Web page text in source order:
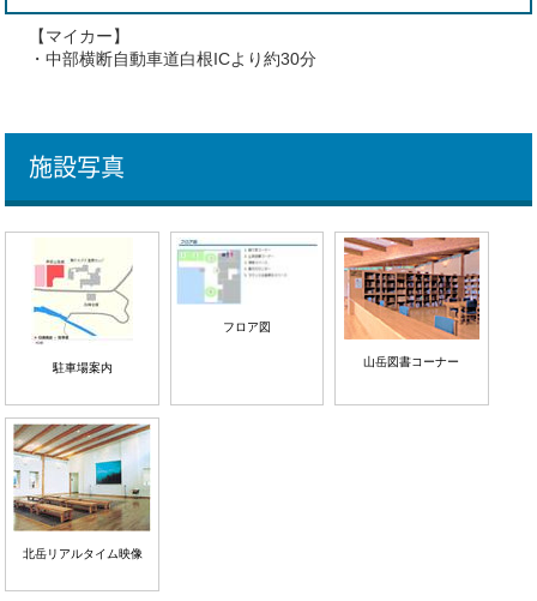
【マイカー】
・中部横断自動車道白根ICより約30分
施設写真
駐車場案内
フロア図
山岳図書コーナー
北岳リアルタイム映像